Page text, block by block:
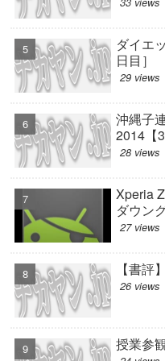
ダイエ
日目］
29 views
沖縄子
2014【3
28 views
Xperia
ダウン
27 views
【書評
26 views
授業参